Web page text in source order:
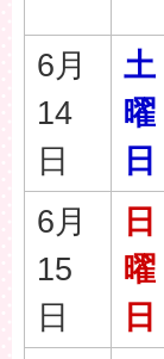
6月
14
日
土
曜
日
6月
15
日
日
曜
日